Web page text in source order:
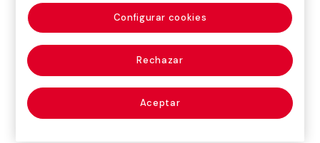
Acto adoptado por una organización internacional
desprovisto en principio de carácter vinculante, en el
que se insta a los Estados miembros a un determinado
Acto jurídico no vinculante adoptado por las
instituciones de la Unión Europea que generalmente
Rechazar
Aceptar
Configurar cookies